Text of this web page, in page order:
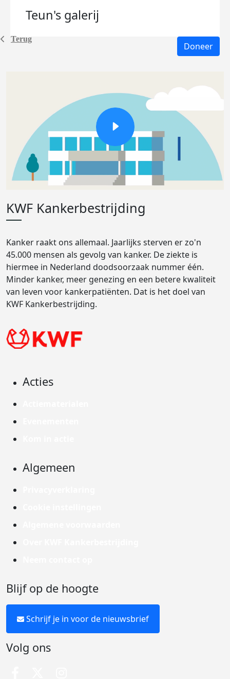
Terug
Teun's galerij
Doneer
KWF Kankerbestrijding
Kanker raakt ons allemaal. Jaarlijks sterven er zo'n
45.000 mensen als gevolg van kanker. De ziekte is
hiermee in Nederland doodsoorzaak nummer één.
Minder kanker, meer genezing en een betere kwaliteit
van leven voor kankerpatiënten. Dat is het doel van
KWF Kankerbestrijding.
Acties
Algemeen
Blijf op de hoogte
Schrijf je in voor de nieuwsbrief
Volg ons